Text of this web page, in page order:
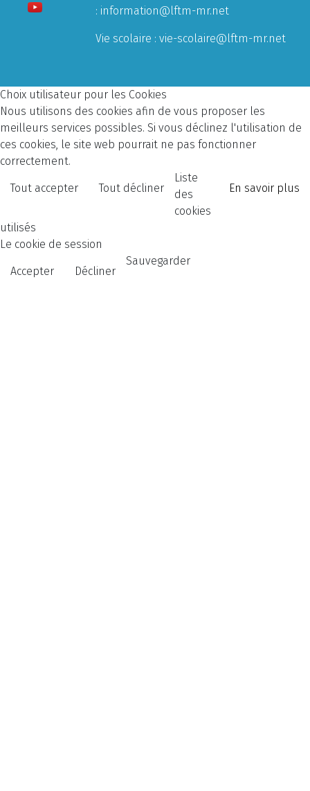
: information@lftm-mr.net
Vie scolaire : vie-scolaire@lftm-mr.net
Choix utilisateur pour les Cookies
Nous utilisons des cookies afin de vous proposer les
meilleurs services possibles. Si vous déclinez l'utilisation de
ces cookies, le site web pourrait ne pas fonctionner
correctement.
Tout accepter Tout décliner En savoir plus
Liste
des
cookies
utilisés
Le cookie de session
Accepter Décliner
Sauvegarder